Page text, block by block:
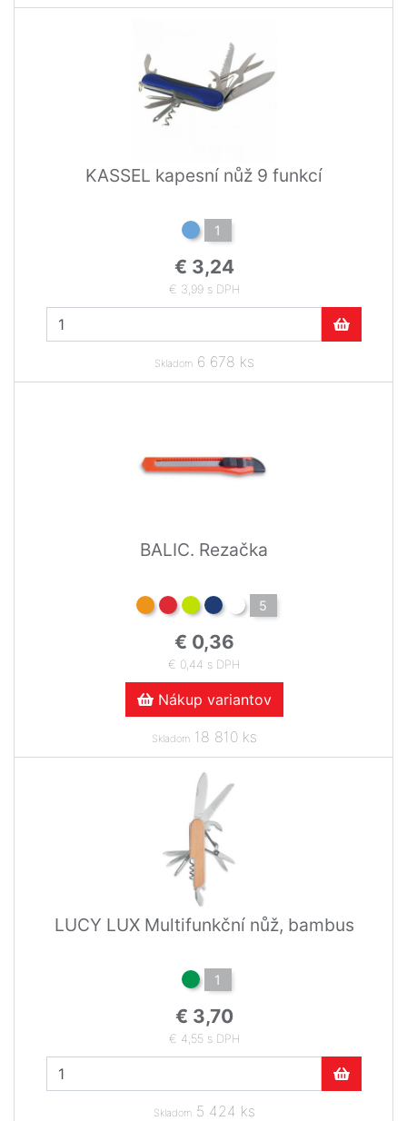
KASSEL kapesní nůž 9 funkcí
1
€ 3,24
€ 3,99 s DPH
Skladom6 678 ks
BALIC. Rezačka
5
€ 0,36
€ 0,44 s DPH
Nákup variantov
Skladom18 810 ks
LUCY LUX Multifunkční nůž, bambus
1
€ 3,70
€ 4,55 s DPH
Skladom5 424 ks